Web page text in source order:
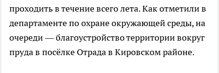
проходить в течение всего лета. Как отметили в
департаменте по охране окружающей среды, на
очереди — благоустройство территории вокруг
пруда в посёлке Отрада в Кировском районе.